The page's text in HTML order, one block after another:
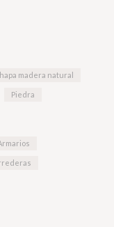
madera natural
Piedra